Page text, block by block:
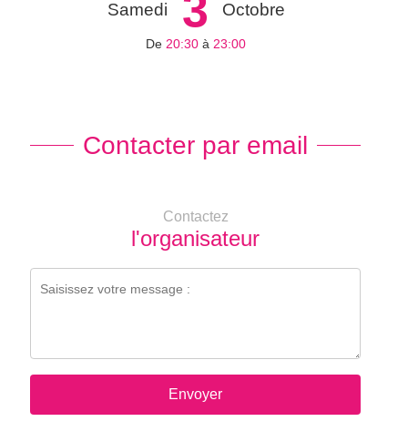
Samedi Octobre
De 20:30 à 23:00
Contacter par email
Contactez
l'organisateur
Envoyer